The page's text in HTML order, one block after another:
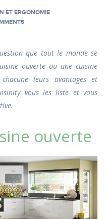
ET ERGONOMIE
que tout le monde se
ouverte ou une cuisine
leurs avantages et
vous les liste et vous
ouverte